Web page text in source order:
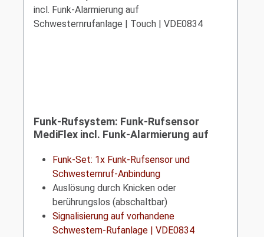
Funk-Rufsystem: Funk-Rufsensor
MediFlex incl. Funk-Alarmierung auf
Funk-Set: 1x Funk-Rufsensor und
Schwesternruf-Anbindung
Auslösung durch Knicken oder
berührungslos (abschaltbar)
Signalisierung auf vorhandene
Schwestern-Rufanlage | VDE0834